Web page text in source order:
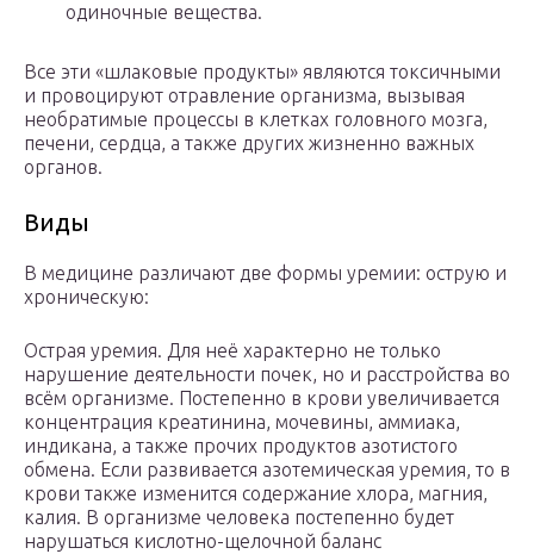
одиночные вещества.
Все эти «шлаковые продукты» являются токсичными
и провоцируют отравление организма, вызывая
необратимые процессы в клетках головного мозга,
печени, сердца, а также других жизненно важных
органов.
Виды
В медицине различают две формы уремии: острую и
хроническую:
Острая уремия. Для неё характерно не только
нарушение деятельности почек, но и расстройства во
всём организме. Постепенно в крови увеличивается
концентрация креатинина, мочевины, аммиака,
индикана, а также прочих продуктов азотистого
обмена. Если развивается азотемическая уремия, то в
крови также изменится содержание хлора, магния,
калия. В организме человека постепенно будет
нарушаться кислотно-щелочной баланс